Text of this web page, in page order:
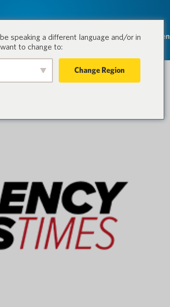
Produkte Branchen Ressourcen
speaking a different language and/or in
to change to:
Change Region